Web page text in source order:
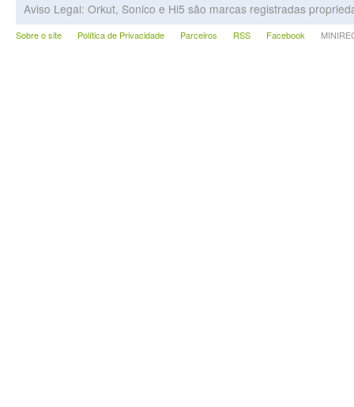
Aviso Legal: Orkut, Sonico e Hi5 são marcas registradas
Sobre o site Política de Privacidade Parceiros RSS Facebook